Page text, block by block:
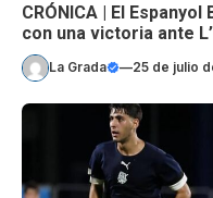
CRÓNICA | El
con una victoria ante
La Grada —25 de julio